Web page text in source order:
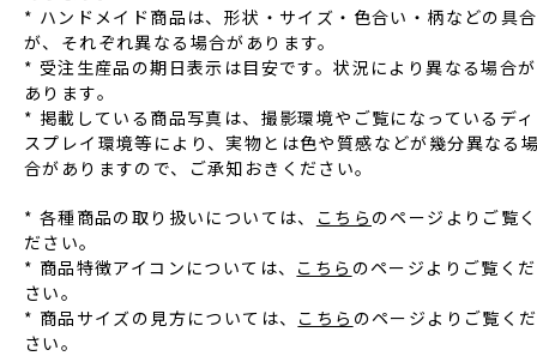
* ハンドメイド商品は、形状‧サイズ‧⾊合い‧柄などの具合
が、それぞれ異なる場合があります。
* 受注⽣産品の期⽇表⽰は⽬安です。状況により異なる場合が
あります。
* 掲載している商品写真は、撮影環境やご覧になっているディ
スプレイ環境等により、実物とは⾊や質感などが幾分異なる
合がありますので、ご承知おきください。
* 各種商品の取り扱いについては、 こちら のページよりご覧く
ださい。
* 商品特徴アイコンについては、 こちら のページよりご覧くだ
さい。
* 商品サイズの見方については、 こちら のページよりご覧くだ
さい。